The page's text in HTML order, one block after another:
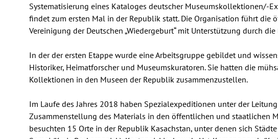
Systematisierung eines Kataloges deutscher Museumskollektionen/-
findet zum ersten Mal in der Republik statt. Die Organisation führt die
Vereinigung der Deutschen „Wiedergeburt“ mit Unterstützung durch
In der der ersten Etappe wurde eine Arbeitsgruppe gebildet und
Historiker, Heimatforscher und Museumskuratoren. Sie hatten die
Kollektionen in den Museen der Republik zusammenzustellen.
Im Laufe des Jahres 2018 haben Spezialexpeditionen unter der
Zusammenstellung des Materials in den öffentlichen und staatlichen
besuchten 15 Orte in der Republik Kasachstan, unter denen sich